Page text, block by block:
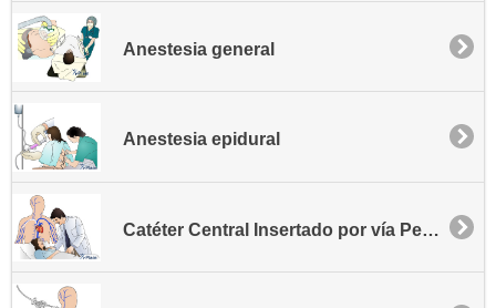
Anestesia general
Anestesia epidural
Catéter Central Insertado por vía Periférica (CCIP)